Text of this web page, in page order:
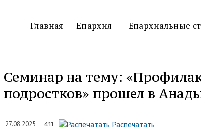
Главная Епархия Епархиальные
Семинар на тему:
подростков» прошел в
27.08.2025 411 Распечатать